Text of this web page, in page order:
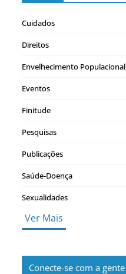
Cuidados
Direitos
Envelhecimento Populacional
Eventos
Finitude
Pesquisas
Publicações
Saúde-Doença
Sexualidades
Ver Mais
Conecte-se com a gente